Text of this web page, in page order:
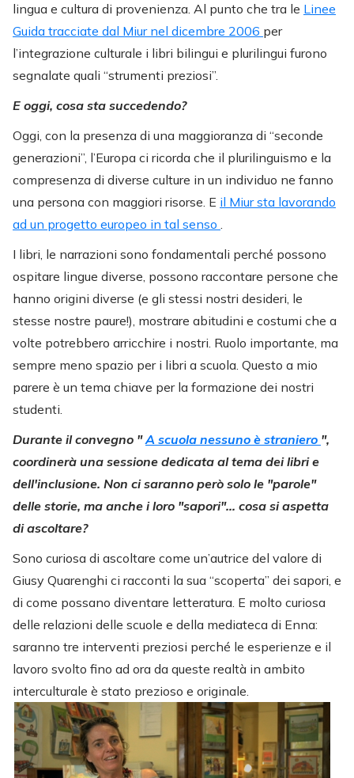
lingua e cultura di provenienza. Al punto che tra le Linee
Guida tracciate dal Miur nel dicembre 2006 per
l’integrazione culturale i libri bilingui e plurilingui furono
segnalate quali “strumenti preziosi”.
E oggi, cosa sta succedendo?
Oggi, con la presenza di una maggioranza di “seconde
generazioni”, l’Europa ci ricorda che il plurilinguismo e la
compresenza di diverse culture in un individuo ne fanno
una persona con maggiori risorse. E il Miur sta lavorando
ad un progetto europeo in tal senso .
I libri, le narrazioni sono fondamentali perché possono
ospitare lingue diverse, possono raccontare persone che
hanno origini diverse (e gli stessi nostri desideri, le
stesse nostre paure!), mostrare abitudini e costumi che a
volte potrebbero arricchire i nostri. Ruolo importante, ma
sempre meno spazio per i libri a scuola. Questo a mio
parere è un tema chiave per la formazione dei nostri
studenti.
Durante il convegno "A scuola nessuno è straniero ",
coordinerà una sessione dedicata al tema dei libri e
dell'inclusione. Non ci saranno però solo le "parole"
delle storie, ma anche i loro "sapori"… cosa si aspetta
di ascoltare?
Sono curiosa di ascoltare come un’autrice del valore di
Giusy Quarenghi ci racconti la sua “scoperta” dei sapori, e
di come possano diventare letteratura. E molto curiosa
delle relazioni delle scuole e della mediateca di Enna:
saranno tre interventi preziosi perché le esperienze e il
lavoro svolto fino ad ora da queste realtà in ambito
interculturale è stato prezioso e originale.